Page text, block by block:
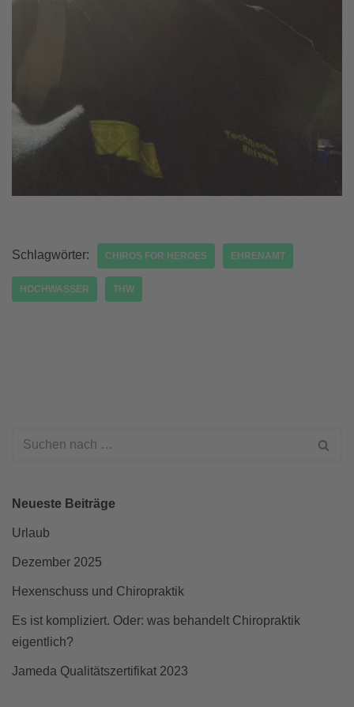
Schlagwörter: CHIROS FOR HEROES EHRENAMT
HOCHWASSER THW
Neueste Beiträge
Urlaub
Dezember 2025
Hexenschuss und Chiropraktik
Es ist kompliziert. Oder: was behandelt Chiropraktik
eigentlich?
Jameda Qualitätszertifikat 2023